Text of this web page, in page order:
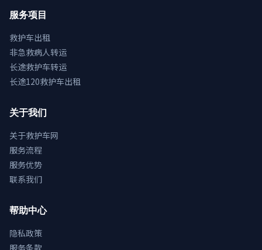
服务项目
救护车出租
非急救病人转运
长途救护车转运
长途120救护车出租
关于我们
关于救护车网
服务流程
服务优势
联系我们
帮助中心
隐私政策
服务条款